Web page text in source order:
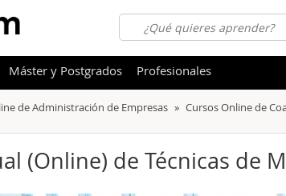
Informática
de Administración de Empresas Cursos Online de
(Online) de Técnicas de
Máster y Postgrados Profesionales